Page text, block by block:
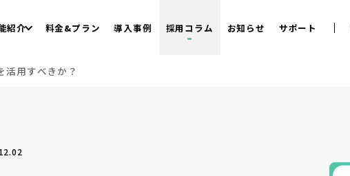
紹介 料金&プラン 導入事例 採用コラム お知らせ サポート
活用すべきか？